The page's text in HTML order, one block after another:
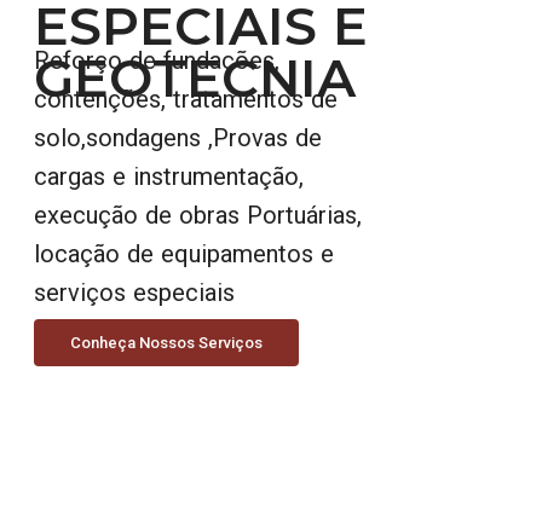
ESPECIAIS E
GEOTECNIA
Reforço de fundações,
contenções, tratamentos de
solo,sondagens ,Provas de
cargas e instrumentação,
execução de obras Portuárias,
locação de equipamentos e
serviços especiais
Conheça Nossos Serviços